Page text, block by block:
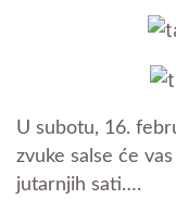
U subotu, 16.
zvuke salse će
jutarnjih sati….